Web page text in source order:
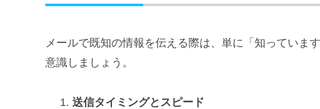
メールで既知の情報を伝える際は、単に「知っていま
意識しましょう。
送信タイミングとスピード